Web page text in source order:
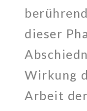
dieser
Wirkung
Arbeit